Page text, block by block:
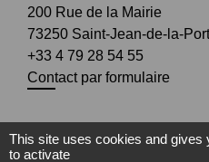
200 Rue de la Mairie
73250 Saint-Jean-de-la-
+33 4 79 28 54 55
Contact par formulaire
This site uses cookies and gives
to activate